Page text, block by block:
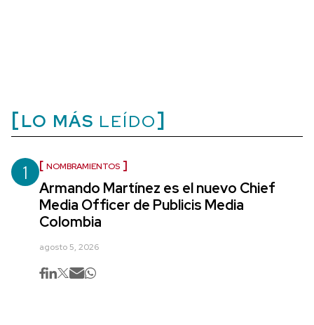
LO MÁS LEÍDO
1 NOMBRAMIENTOS
Armando Martínez es el nuevo Chief
Media Officer de Publicis Media
Colombia
agosto 5, 2026